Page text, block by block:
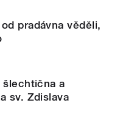
pradávna věděli,
šlechtična a
sv. Zdislava